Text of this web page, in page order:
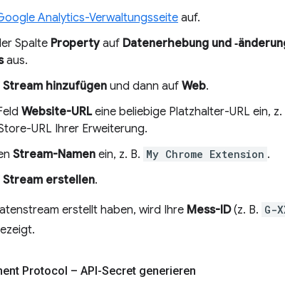
Analytics-Verwaltungsseite auf.
Spalte Propertyauf Datenerhebung und
aus.
Stream hinzufügen und dann auf Web.
Website-URLeine beliebige Platzhalter-URL ein, z.
URL Ihrer Erweiterung.
Stream-Namen ein, z. B. My Chrome Extension .
Stream erstellen.
erstellt haben, wird Ihre Mess-ID(z. B. G-
Protocol – API-Secret generieren